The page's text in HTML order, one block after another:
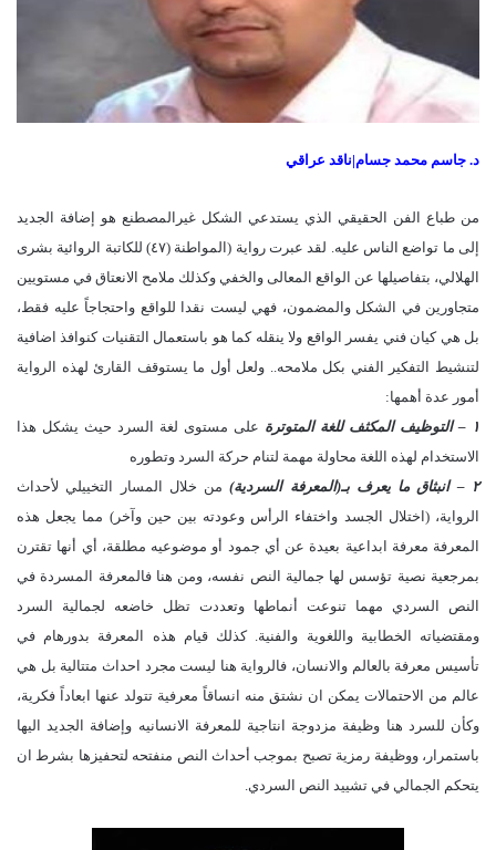
د. جاسم محمد جسام|ناقد عراقي
من طباع الفن الحقيقي الذي يستدعي الشكل غيرالمصطنع هو إضافة الجديد
إلى ما تواضع الناس عليه. لقد عبرت رواية (المواطنة (٤٧) للكاتبة الروائية بشرى
الهلالي، بتفاصيلها عن الواقع المعالى والخفي وكذلك ملامح الانعتاق في مستويين
متجاورين في الشكل والمضمون، فهي ليست نقدا للواقع واحتجاجاً عليه فقط،
بل هي كيان فني يفسر الواقع ولا ينقله كما هو باستعمال التقنيات كنوافذ اضافية
لتنشيط التفكير الفني بكل ملامحه.. ولعل أول ما يستوقف القارئ لهذه الرواية
أمور عدة أهمها:
١ – التوظيف المكثف للغة المتوترة
على مستوى لغة السرد حيث يشكل هذا
الاستخدام لهذه اللغة محاولة مهمة لتنام حركة السرد وتطوره
٢ – انبثاق ما يعرف بـ(المعرفة السردية)
من خلال المسار التخييلي لأحداث
الرواية، (اختلال الجسد واختفاء الرأس وعودته بين حين وآخر) مما يجعل هذه
المعرفة معرفة ابداعية بعيدة عن أي جمود أو موضوعيه مطلقة، أي أنها تقترن
بمرجعية نصية تؤسس لها جمالية النص نفسه، ومن هنا فالمعرفة المسردة في
النص السردي مهما تنوعت أنماطها وتعددت تظل خاضعه لجمالية السرد
ومقتضياته الخطابية واللغوية والفنية. كذلك قيام هذه المعرفة بدورهام في
تأسيس معرفة بالعالم والانسان، فالرواية هنا ليست مجرد احداث متتالية بل هي
عالم من الاحتمالات يمكن ان نشتق منه انساقاً معرفية تتولد عنها ابعاداً فكرية،
وكأن للسرد هنا وظيفة مزدوجة انتاجية للمعرفة الانسانيه وإضافة الجديد اليها
باستمرار، ووظيفة رمزية تصبح بموجب أحداث النص منفتحه لتحفيزها بشرط ان
يتحكم الجمالي في تشييد النص السردي.